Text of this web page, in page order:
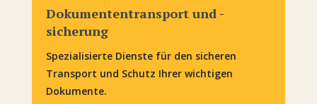
Dokumententransport und -
sicherung
Spezialisierte Dienste für den sicheren
Transport und Schutz Ihrer wichtigen
Dokumente.